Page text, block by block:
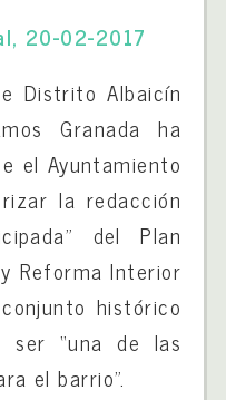
20-02-2017
Distrito Albaicín
Granada ha
el Ayuntamiento
la redacción
del Plan
Reforma Interior
histórico
ser “una de las
el barrio”.